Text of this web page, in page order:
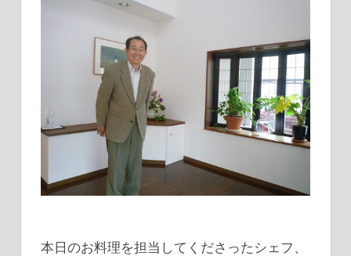
本日のお料理を担当してくださったシェフ、